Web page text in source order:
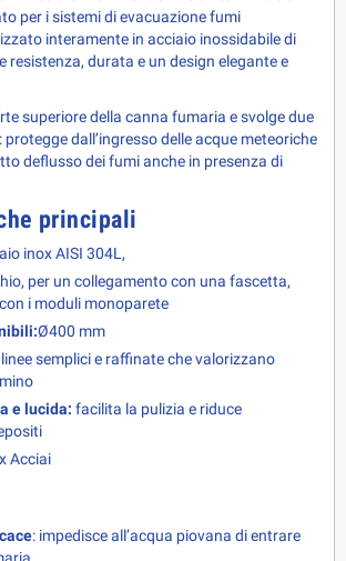
per i sistemi di evacuazione fumi
interamente in acciaio inossidabile di
resistenza, durata e un design elegante e
superiore della canna fumaria e svolge due
dall’ingresso delle acque meteoriche
deflusso dei fumi anche in presenza di
principali
inox AISI 304L,
per un collegamento con una fascetta,
i moduli monoparete
Ø400 mm
linee semplici e raffinate che valorizzano
e lucida: facilita la pulizia e riduce
Acciai
: impedisce all’acqua piovana di entrare